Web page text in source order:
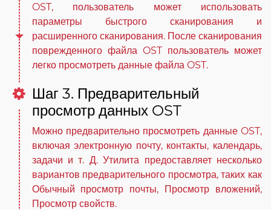
OST, пользователь может использовать
параметры быстрого сканирования и
расширенного сканирования. После сканирования
поврежденного файла OST пользователь может
легко просмотреть данные файла OST.
Шаг 3. Предварительный
просмотр данных OST
Можно предварительно просмотреть данные OST,
включая электронную почту, контакты, календарь,
задачи и т. Д. Утилита предоставляет несколько
вариантов предварительного просмотра, таких как
Обычный просмотр почты, Просмотр вложений,
Просмотр свойств.